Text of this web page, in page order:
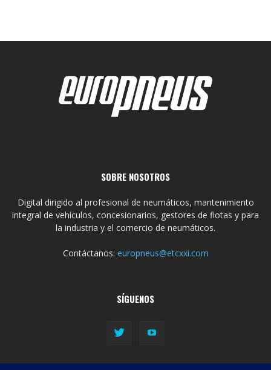
SOBRE NOSOTROS
Digital dirigido al profesional de neumáticos, mantenimiento
integral de vehículos, concesionarios, gestores de flotas y para
la industria y el comercio de neumáticos.
Contáctanos: europneus@etcxxi.com
SÍGUENOS